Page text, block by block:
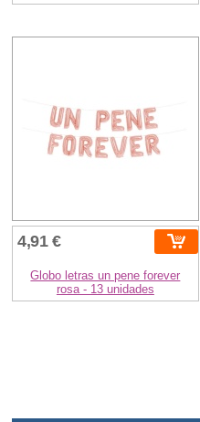
4,91 €
Globo letras un pene forever
rosa - 13 unidades